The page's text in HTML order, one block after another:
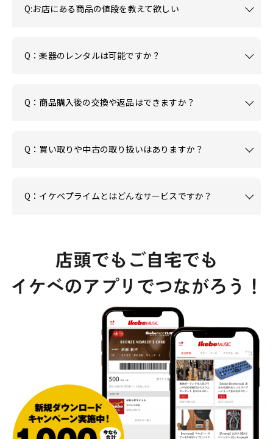
Q:お店にある商品の値段を教えて欲しい
Q：楽器のレンタルは可能ですか？
Q：商品購入後の交換や返品はできますか？
Q：買い取りや中古の取り扱いはありますか？
Q：イケベプライムとはどんなサービスですか？